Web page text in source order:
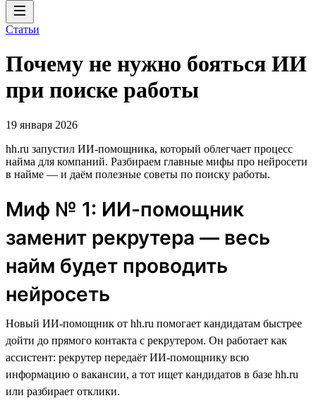
Статьи
Почему не нужно бояться ИИ
при поиске работы
19 января 2026
hh.ru запустил ИИ-помощника, который облегчает процесс
найма для компаний. Разбираем главные мифы про нейросети
в найме — и даём полезные советы по поиску работы.
Миф № 1: ИИ-помощник
заменит рекрутера — весь
найм будет проводить
нейросеть
Новый ИИ-помощник от hh.ru помогает кандидатам быстрее
дойти до прямого контакта с рекрутером. Он работает как
ассистент: рекрутер передаёт ИИ-помощнику всю
информацию о вакансии, а тот ищет кандидатов в базе hh.ru
или разбирает отклики.